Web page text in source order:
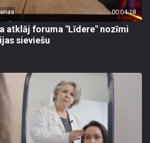
00:04:18
atklāj foruma "Līdere" nozīmi
sieviešu